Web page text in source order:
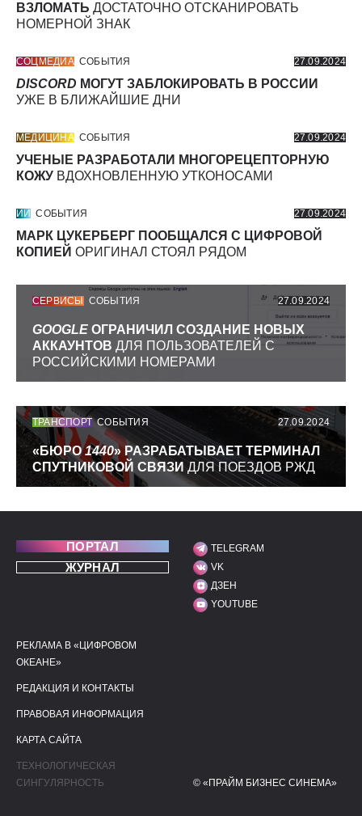
ВЗЛОМАТЬ ДОСТАТОЧНО ОТСКАНИРОВАТЬ
НОМЕРНОЙ ЗНАК
СОЦМЕДИА СОБЫТИЯ 27.09.2024
DISCORD МОГУТ ЗАБЛОКИРОВАТЬ В РОССИИ
УЖЕ В БЛИЖАЙШИЕ ДНИ
МЕДИЦИНА СОБЫТИЯ 27.09.2024
УЧЕНЫЕ РАЗРАБОТАЛИ МНОГОРЕЦЕПТОРНУЮ
КОЖУ ВДОХНОВЛЕННУЮ УТКОНОСАМИ
ИИ СОБЫТИЯ 27.09.2024
МАРК ЦУКЕРБЕРГ ПООБЩАЛСЯ С ЦИФРОВОЙ
КОПИЕЙ ОРИГИНАЛ СТОЯЛ РЯДОМ
СЕРВИСЫ СОБЫТИЯ 27.09.2024
GOOGLE ОГРАНИЧИЛ СОЗДАНИЕ НОВЫХ
АККАУНТОВ ДЛЯ ПОЛЬЗОВАТЕЛЕЙ С
РОССИЙСКИМИ НОМЕРАМИ
ТРАНСПОРТ СОБЫТИЯ 27.09.2024
«БЮРО1440» РАЗРАБАТЫВАЕТ ТЕРМИНАЛ
СПУТНИКОВОЙ СВЯЗИ ДЛЯ ПОЕЗДОВ РЖД
ПОРТАЛ
ЖУРНАЛ
МЫ В СОЦИАЛЬНЫХ
TELEGRAM
VK
ДЗЕН
YOUTUBE
ПОЛЕЗНЫЕ ССЫЛКИ
РЕКЛАМА В «ЦИФРОВОМ
ОКЕАНЕ»
РЕДАКЦИЯ И КОНТАКТЫ
ПРАВОВАЯ ИНФОРМАЦИЯ
КАРТА САЙТА
ТЕХНОЛОГИЧЕСКАЯ
СИНГУЛЯРНОСТЬ
© «ПРАЙМ БИЗНЕС СИНЕМА»